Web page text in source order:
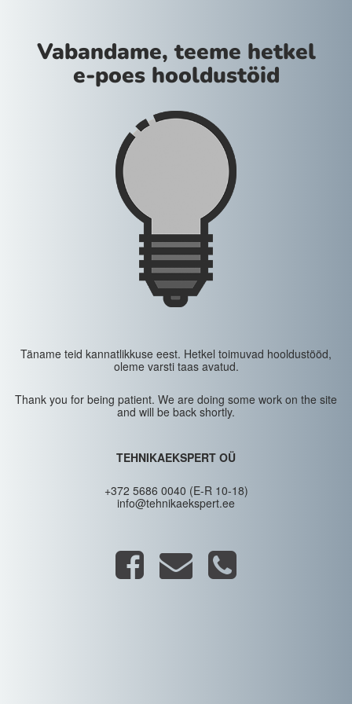
Vabandame, teeme hetkel
e-poes hooldustöid
Täname teid kannatlikkuse eest. Hetkel toimuvad hooldustööd,
oleme varsti taas avatud.
Thank you for being patient. We are doing some work on the site
and will be back shortly.
TEHNIKAEKSPERT OÜ
+372 5686 0040 (E-R 10-18)
info@tehnikaekspert.ee